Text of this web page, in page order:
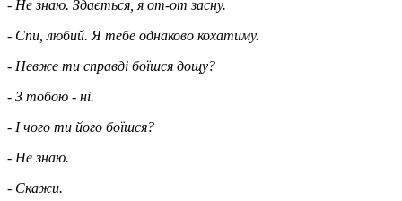
- Не знаю. Здається, я от-от засну.
- Спи, любий. Я тебе однаково кохатиму.
- Невже ти справді боїшся дощу?
- З тобою - ні.
- І чого ти його боїшся?
- Не знаю.
- Скажи.